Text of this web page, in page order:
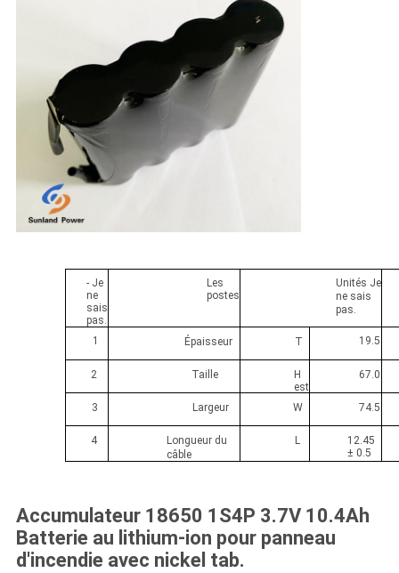
- Je
ne
sais
pas.
Les
postes
Unités Je
ne sais
pas.
1 Épaisseur T 19.5
2 Taille
H
est
67.0
3 Largeur W 74.5
4
Longueur du
câble
L
12.45
± 0.5
Accumulateur 18650 1S4P 3.7V 10.4Ah
Batterie au lithium-ion pour panneau
d'incendie avec nickel tab.